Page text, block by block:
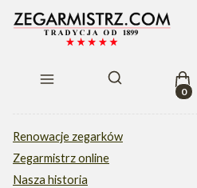
Otwórz
Renowacje zegarków
Zegarmistrz online
Nasza historia